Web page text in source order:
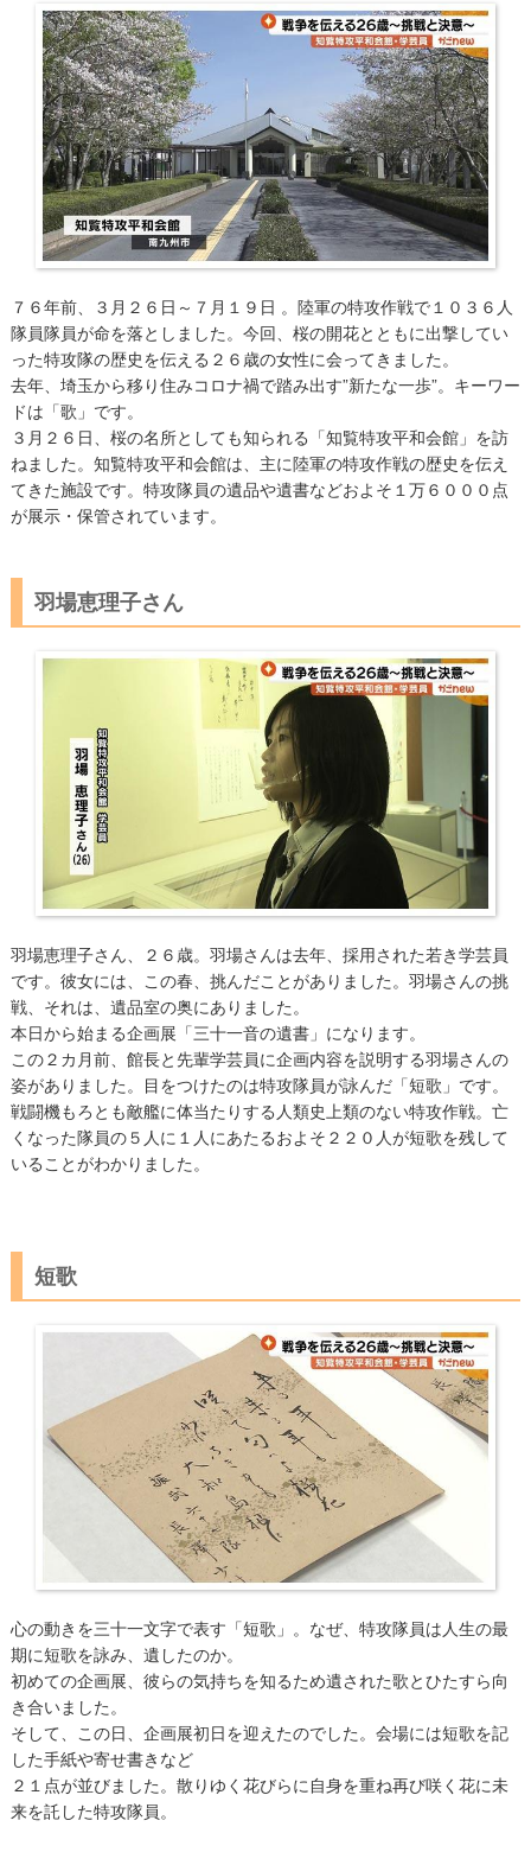
７６年前、３月２６日～７月１９日 。陸軍の特攻作戦で１０３６人
隊員隊員が命を落としました。今回、桜の開花とともに出撃してい
った特攻隊の歴史を伝える２６歳の女性に会ってきました。
去年、埼玉から移り住みコロナ禍で踏み出す”新たな一歩”。キーワー
ドは「歌」です。
３月２６日、桜の名所としても知られる「知覧特攻平和会館」を訪
ねました。知覧特攻平和会館は、主に陸軍の特攻作戦の歴史を伝え
てきた施設です。特攻隊員の遺品や遺書などおよそ１万６０００点
が展示・保管されています。
羽場恵理子さん
羽場恵理子さん、２６歳。羽場さんは去年、採用された若き学芸員
です。彼女には、この春、挑んだことがありました。羽場さんの挑
戦、それは、遺品室の奥にありました。
本日から始まる企画展「三十一音の遺書」になります。
この２カ月前、館長と先輩学芸員に企画内容を説明する羽場さんの
姿がありました。目をつけたのは特攻隊員が詠んだ「短歌」です。
戦闘機もろとも敵艦に体当たりする人類史上類のない特攻作戦。亡
くなった隊員の５人に１人にあたるおよそ２２０人が短歌を残して
いることがわかりました。
短歌
心の動きを三十一文字で表す「短歌」。なぜ、特攻隊員は人生の最
期に短歌を詠み、遺したのか。
初めての企画展、彼らの気持ちを知るため遺された歌とひたすら向
き合いました。
そして、この日、企画展初日を迎えたのでした。会場には短歌を記
した手紙や寄せ書きなど
２１点が並びました。散りゆく花びらに自身を重ね再び咲く花に未
来を託した特攻隊員。